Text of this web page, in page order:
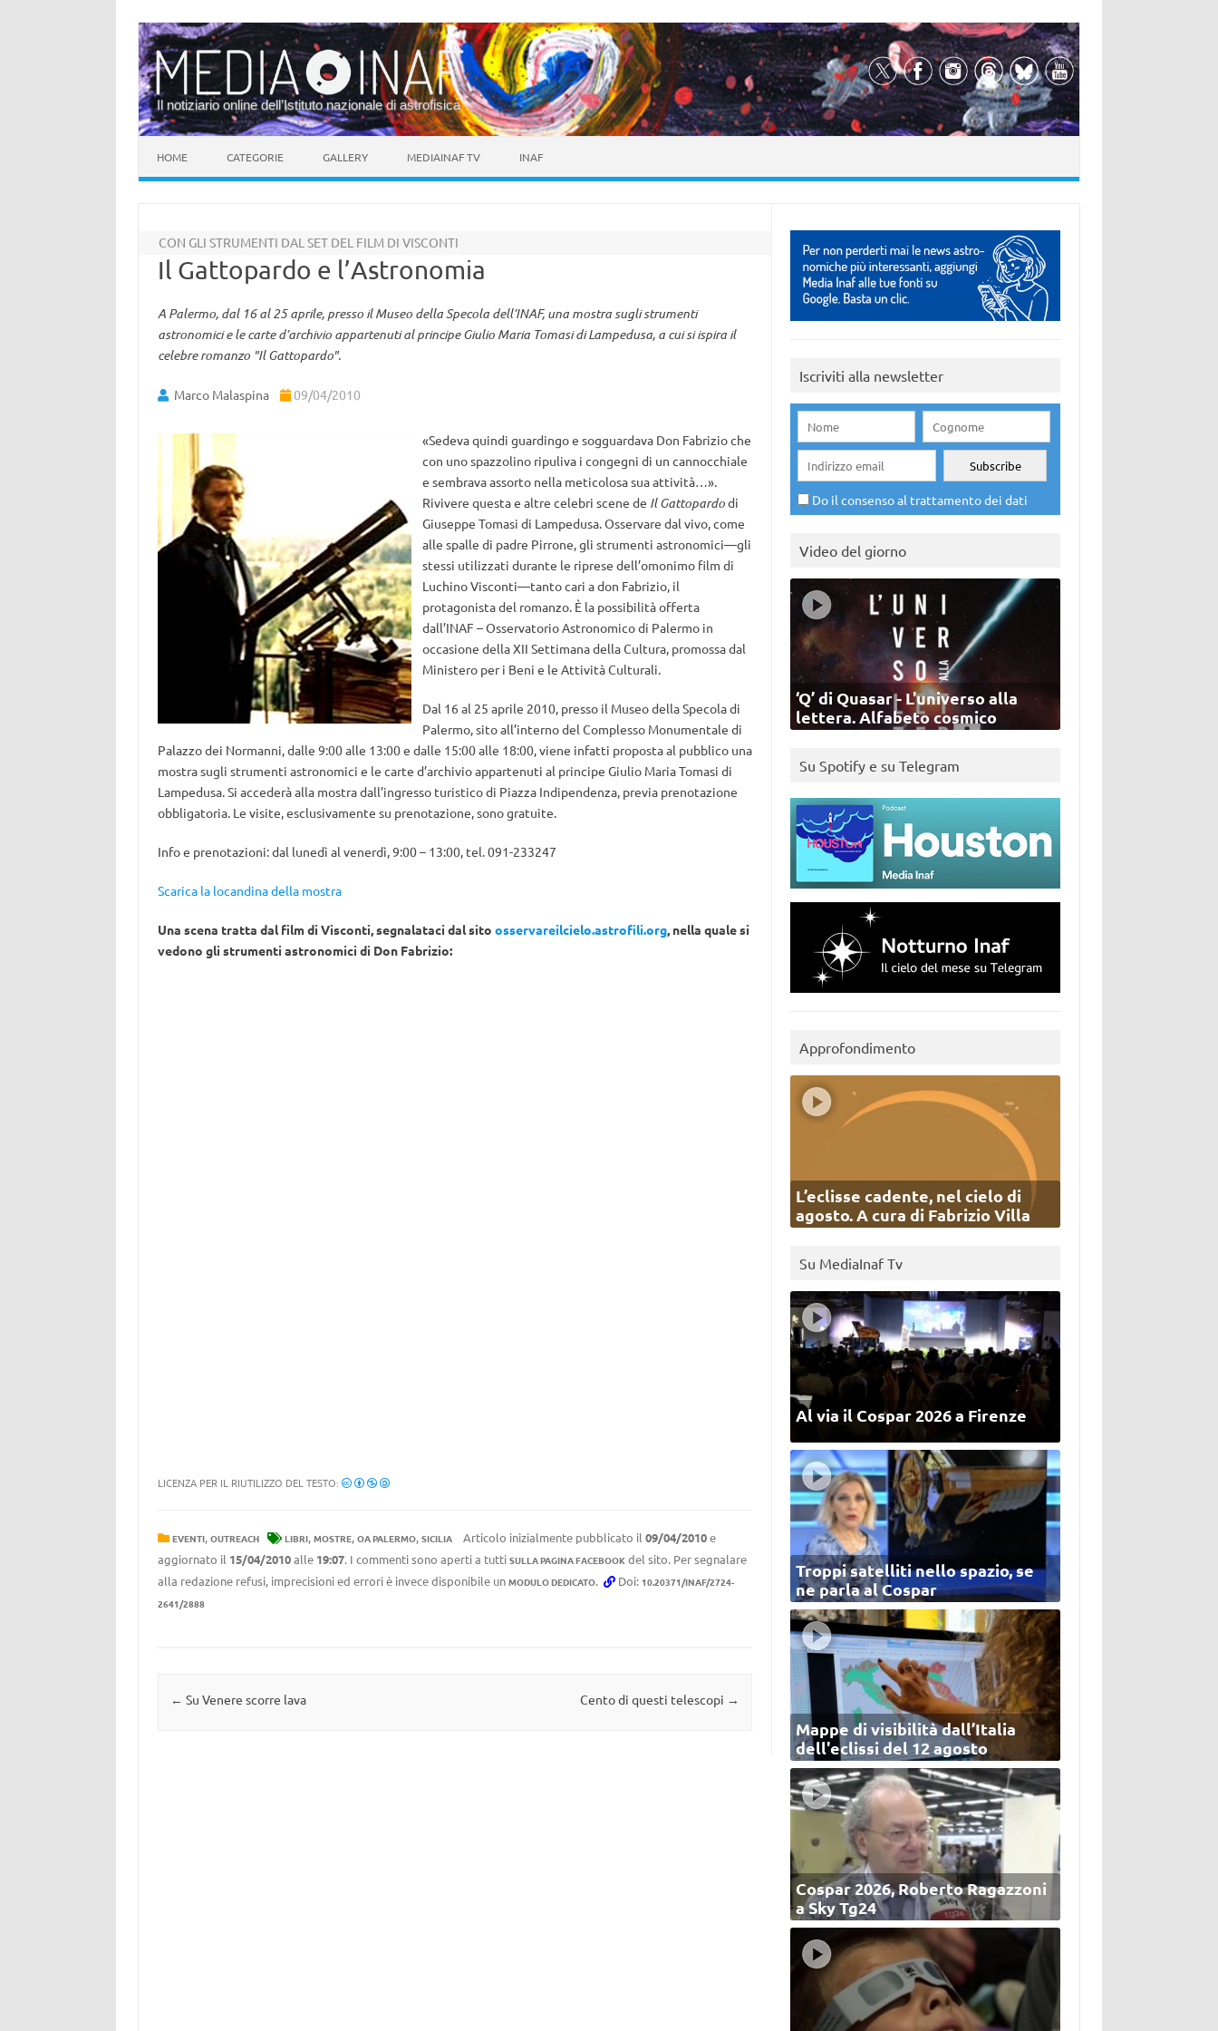
Il notiziario online dell’Istituto nazionale di astrofisica
HOME CATEGORIE GALLERY MEDIAINAF TV INAF
CON GLI STRUMENTI DAL SET DEL FILM DI VISCONTI
Il Gattopardo e l’Astronomia
A Palermo, dal 16 al 25 aprile, presso il Museo della Specola dell’INAF, una mostra sugli strumenti
astronomici e le carte d’archivio appartenuti al principe Giulio Maria Tomasi di Lampedusa, a cui si ispira il
celebre romanzo "Il Gattopardo".
Marco Malaspina 09/04/2010
«Sedeva quindi guardingo e sogguardava Don Fabrizio che
con uno spazzolino ripuliva i congegni di un cannocchiale
e sembrava assorto nella meticolosa sua attività…».
Rivivere questa e altre celebri scene de Il Gattopardodi
Giuseppe Tomasi di Lampedusa. Osservare dal vivo, come
alle spalle di padre Pirrone, gli strumenti astronomici—gli
stessi utilizzati durante le riprese dell’omonimo film di
Luchino Visconti—tanto cari a don Fabrizio, il
protagonista del romanzo. È la possibilità offerta
dall’INAF – Osservatorio Astronomico di Palermo in
occasione della XII Settimana della Cultura, promossa dal
Ministero per i Beni e le Attività Culturali.
Dal 16 al 25 aprile 2010, presso il Museo della Specola di
Palermo, sito all’interno del Complesso Monumentale di
Palazzo dei Normanni, dalle 9:00 alle 13:00 e dalle 15:00 alle 18:00, viene infatti proposta al pubblico una
mostra sugli strumenti astronomici e le carte d’archivio appartenuti al principe Giulio Maria Tomasi di
Lampedusa. Si accederà alla mostra dall’ingresso turistico di Piazza Indipendenza, previa prenotazione
obbligatoria. Le visite, esclusivamente su prenotazione, sono gratuite.
Info e prenotazioni: dal lunedì al venerdì, 9:00 – 13:00, tel. 091-233247
Scarica la locandina della mostra
Una scena tratta dal film di Visconti, segnalataci dal sito osservareilcielo.astrofili.org, nella quale si
vedono gli strumenti astronomici di Don Fabrizio:
LICENZA PER IL RIUTILIZZO DEL TESTO:
EVENTI, OUTREACH LIBRI, MOSTRE, OA PALERMO, SICILIA Articolo inizialmente pubblicato il 09/04/2010e
aggiornato il 15/04/2010alle 19:07. I commenti sono aperti a tutti SULLA PAGINA FACEBOOKdel sito. Per segnalare
alla redazione refusi, imprecisioni ed errori è invece disponibile un MODULO DEDICATO. Doi: 10.20371/INAF/2724-
2641/2888
Navigazione articolo
← Su Venere scorre lava Cento di questi telescopi →
Iscriviti alla newsletter
Do il consenso al trattamento dei dati
Video del giorno
‘Q’ di Quasar - L'universo alla
lettera. Alfabeto cosmico
Su Spotify e su Telegram
Approfondimento
L’eclisse cadente, nel cielo di
agosto. A cura di Fabrizio Villa
Su MediaInaf Tv
Al via il Cospar 2026 a Firenze
Troppi satelliti nello spazio, se
ne parla al Cospar
Mappe di visibilità dall’Italia
dell'eclissi del 12 agosto
Cospar 2026, Roberto Ragazzoni
a Sky Tg24